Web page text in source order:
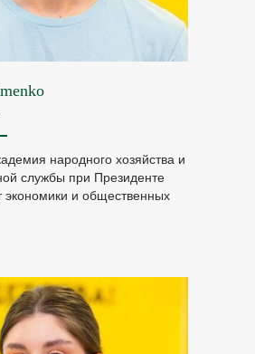
народного хозяйства и
службы при Президенте
экономики и общественных
вас